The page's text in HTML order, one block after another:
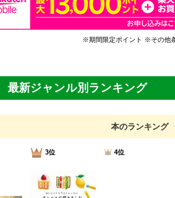
※期間限定ポイント ※その他
新ジャンル別ランキング
本のランキング
3位 4位